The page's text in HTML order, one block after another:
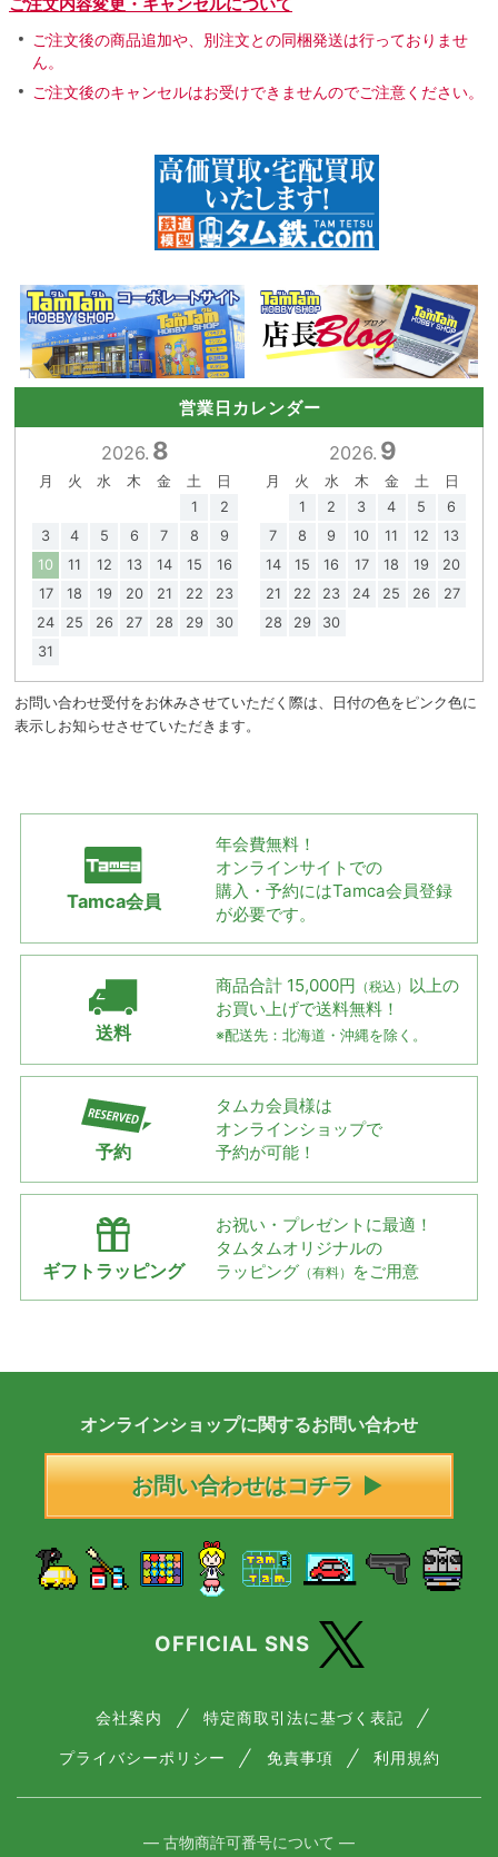
ご注文後の商品追加や、別注文との同梱発送は行っておりませ
ん。
ご注文後のキャンセルはお受けできませんのでご注意ください。
営業日カレンダー
2026. 8
月 火 水 木 金 土
日
1
2
3
4 5 6 7 8
9
10
11 12 13 14 15
16
17
18 19 20 21 22
23
24
25 26 27 28 29
30
31
2026. 9
月 火 水 木 金 土
日
1
2 3 4 5
6
7
8 9 10 11 12
13
14
15 16 17 18 19
20
21
22 23 24 25 26
27
28
29 30
お問い合わせ受付をお休みさせていただく際は、日付の色をピンク色に
表示しお知らせさせていただきます。
Tamca会員
年会費無料！
オンラインサイトでの
購入・予約にはTamca会員登録
が必要です。
送料
商品合計 15,000円 （税込） 以上の
お買い上げで送料無料！
※配送先：北海道・沖縄を除く。
予約
タムカ会員様は
オンラインショップで
予約が可能！
ギフトラッピング
お祝い・プレゼントに最適！
タムタムオリジナルの
ラッピング （有料） をご用意
オンラインショップに関するお問い合わせ
お問い合わせはコチラ
OFFICIAL SNS
会社案内 特定商取引法に基づく表記
プライバシーポリシー 免責事項 利用規約
― 古物商許可番号について ―